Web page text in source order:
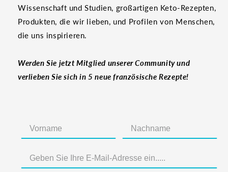
Wissenschaft und Studien, großartigen Keto-Rezepten,
Produkten, die wir lieben, und Profilen von Menschen,
die uns inspirieren.
Werden Sie jetzt Mitglied unserer Community und
verlieben Sie sich in 5 neue französische Rezepte!